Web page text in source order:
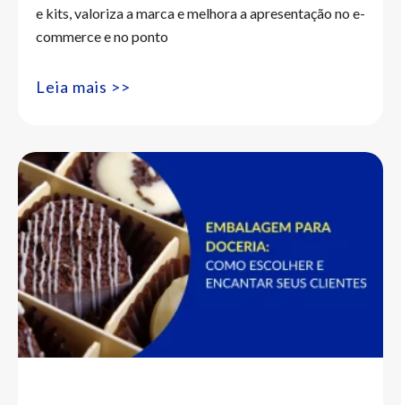
e kits, valoriza a marca e melhora a apresentação no e-
commerce e no ponto
Leia mais >>